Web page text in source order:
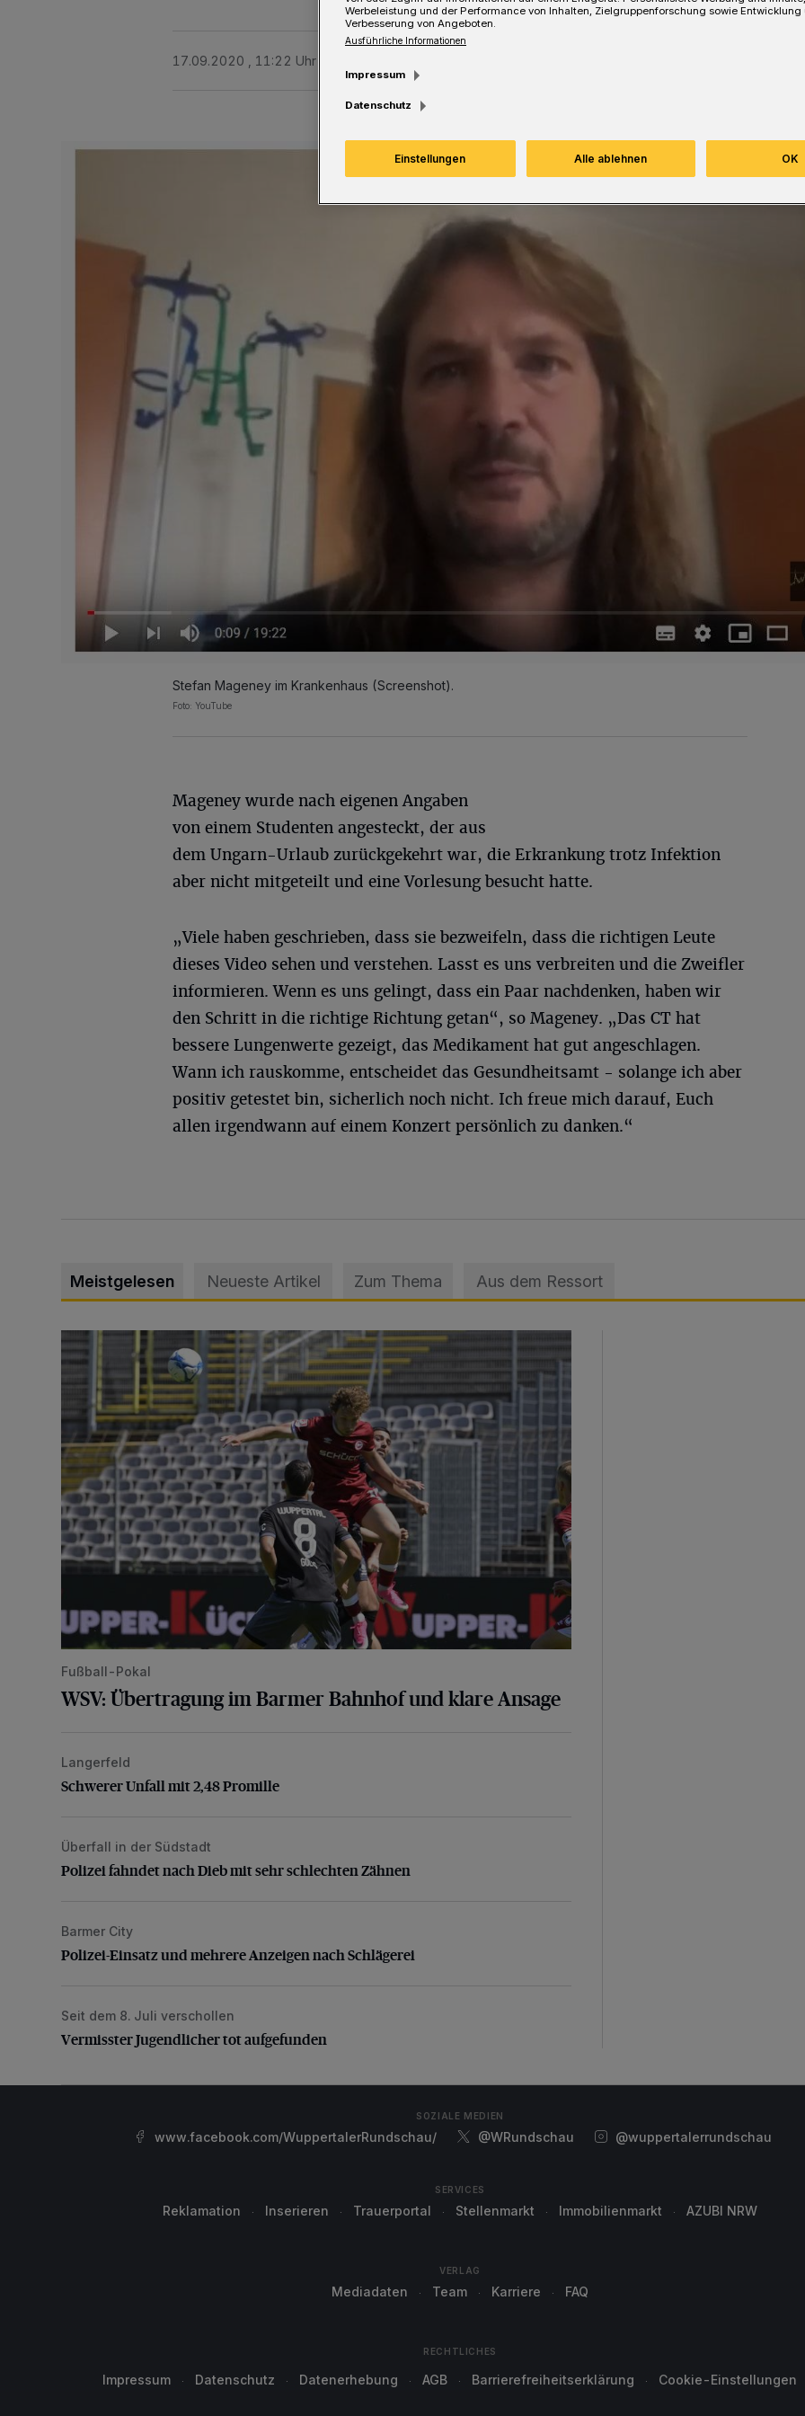
17.09.2020 , 11:22 Uhr
Stefan Mageney im Krankenhaus (Screenshot).
Foto: YouTube
Mageney wurde nach eigenen Angaben
von einem Studenten angesteckt, der aus
dem Ungarn-Urlaub zurückgekehrt war, die Erkrankung trotz Infektion
aber nicht mitgeteilt und eine Vorlesung besucht hatte.
„Viele haben geschrieben, dass sie bezweifeln, dass die richtigen Leute
dieses Video sehen und verstehen. Lasst es uns verbreiten und die Zweifler
informieren. Wenn es uns gelingt, dass ein Paar nachdenken, haben wir
den Schritt in die richtige Richtung getan“, so Mageney. „Das CT hat
bessere Lungenwerte gezeigt, das Medikament hat gut angeschlagen.
Wann ich rauskomme, entscheidet das Gesundheitsamt - solange ich aber
positiv getestet bin, sicherlich noch nicht. Ich freue mich darauf, Euch
allen irgendwann auf einem Konzert persönlich zu danken.“
Meistgelesen Neueste Artikel Zum Thema Aus dem Ressort
WSV: Übertragung im Barmer Bahnhof und klare Ansage
Fußball-Pokal
WSV: Übertragung im Barmer Bahnhof und klare Ansage
Schwerer Unfall mit 2,48 Promille
Langerfeld
Schwerer Unfall mit 2,48 Promille
Polizei fahndet nach Dieb mit sehr schlechten Zähnen
Überfall in der Südstadt
Polizei fahndet nach Dieb mit sehr schlechten Zähnen
Polizei-Einsatz und mehrere Anzeigen nach Schlägerei
Barmer City
Polizei-Einsatz und mehrere Anzeigen nach Schlägerei
Vermisster Jugendlicher tot aufgefunden
Seit dem 8. Juli verschollen
Vermisster Jugendlicher tot aufgefunden
SOZIALE MEDIEN
www.facebook.com/WuppertalerRundschau/ @WRundschau @wuppertalerrundschau
SERVICES
Reklamation Inserieren Trauerportal Stellenmarkt Immobilienmarkt AZUBI NRW
VERLAG
Mediadaten Team Karriere FAQ
RECHTLICHES
Impressum Datenschutz Datenerhebung AGB Barrierefreiheitserklärung Cookie-Einstellungen
Werbeleistung und der Performance von Inhalten, Zielgruppenforschung sowie Entwicklung
Verbesserung von Angeboten.
Ausführliche Informationen
Impressum
Datenschutz
Einstellungen Alle ablehnen OK